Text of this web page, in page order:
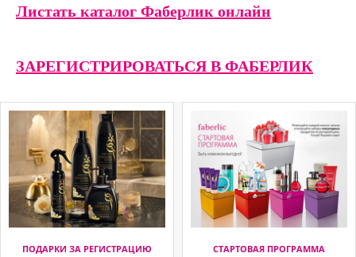
Листать каталог Фаберлик онлайн
ЗАРЕГИСТРИРОВАТЬСЯ В ФАБЕРЛИК
ПОДАРКИ ЗА РЕГИСТРАЦИЮ СТАРТОВАЯ ПРОГРАММА